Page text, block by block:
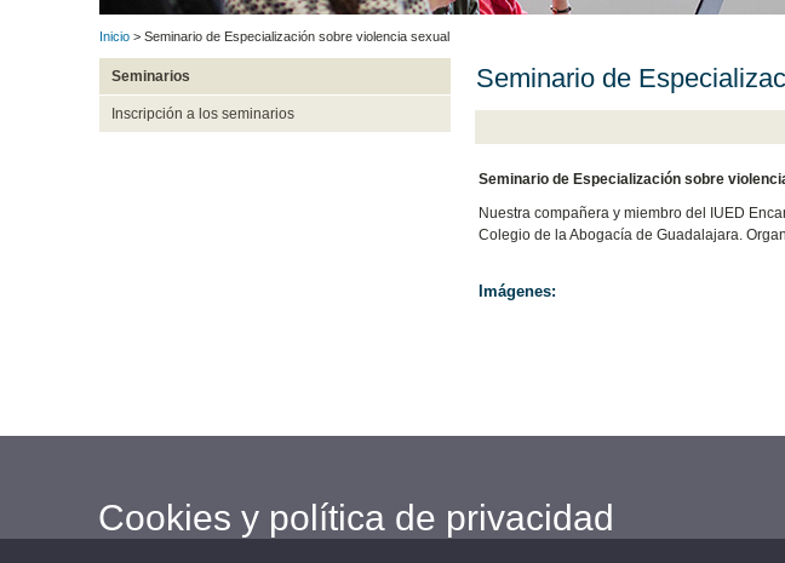
Inicio > Seminario de Especialización sobre violencia sexual
Seminarios
Inscripción a los seminarios
Seminario de
Seminario de Especialización sobre
Nuestra compañera y miembro del IUED
Colegio de la Abogacía de Guadalajara.
Imágenes:
Cookies y política de privacidad